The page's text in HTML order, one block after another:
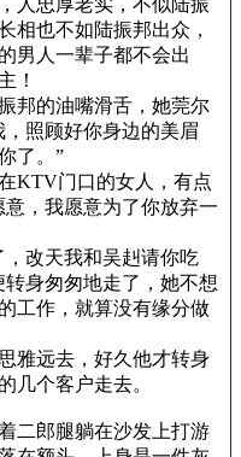
人忠厚老实，不似陆振
相也不如陆振邦出众，
男人一辈子都不会出
！
邦的油嘴滑舌，她莞尔
照顾好你身边的美眉
了。”
KTV门口的女人，有点
，我愿意为了你放弃一
改天我和吴赳请你吃
身匆匆地走了，她不想
工作，就算没有缘分做
雅远去，好久他才转身
几个客户走去。
二郎腿躺在沙发上打游